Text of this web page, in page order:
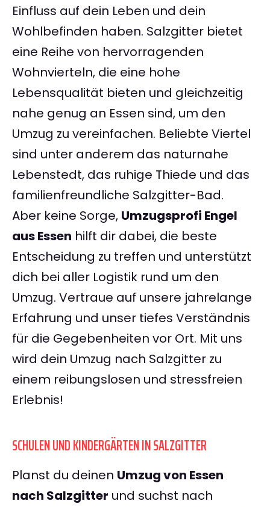
Einfluss auf dein Leben und dein
Wohlbefinden haben. Salzgitter bietet
eine Reihe von hervorragenden
Wohnvierteln, die eine hohe
Lebensqualität bieten und gleichzeitig
nahe genug an Essen sind, um den
Umzug zu vereinfachen. Beliebte Viertel
sind unter anderem das naturnahe
Lebenstedt, das ruhige Thiede und das
familienfreundliche Salzgitter-Bad.
Aber keine Sorge, Umzugsprofi Engel
aus Essen hilft dir dabei, die beste
Entscheidung zu treffen und unterstützt
dich bei aller Logistik rund um den
Umzug. Vertraue auf unsere jahrelange
Erfahrung und unser tiefes Verständnis
für die Gegebenheiten vor Ort. Mit uns
wird dein Umzug nach Salzgitter zu
einem reibungslosen und stressfreien
Erlebnis!
SCHULEN UND KINDERGÄRTEN IN SALZGITTER
Planst du deinen Umzug von Essen
nach Salzgitter und suchst nach